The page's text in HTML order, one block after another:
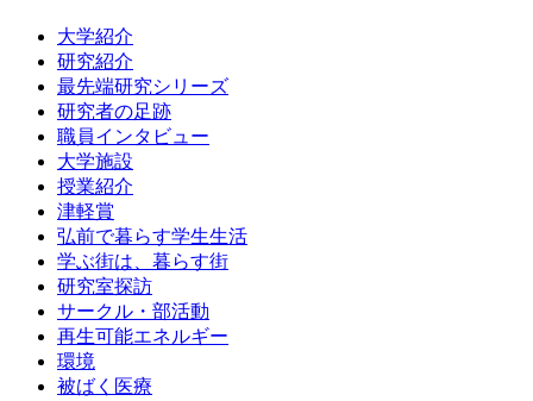
大学紹介
研究紹介
最先端研究シリーズ
研究者の足跡
職員インタビュー
大学施設
授業紹介
津軽賞
弘前で暮らす学生生活
学ぶ街は、暮らす街
研究室探訪
サークル・部活動
再生可能エネルギー
環境
被ばく医療